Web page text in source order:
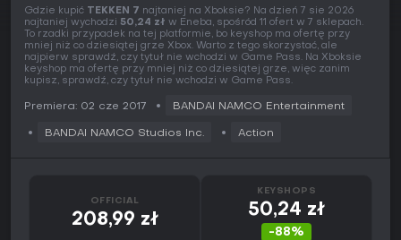
Gdzie kupić TEKKEN 7 najtaniej na Xboksie? Na dzień 7 sie 2026
najtaniej wychodzi 50,24 zł w Eneba, spośród 11 ofert w 7 sklepach.
To rzadki przypadek na tej platformie, bo keyshop ma ofertę przy
mniej niż co dziesiątej grze Xbox. Warto z tego skorzystać, ale
najpierw sprawdź, czy tytuł nie wchodzi w Game Pass. Na Xboksie
keyshop ma ofertę przy mniej niż co dziesiątej grze, więc zanim
kupisz, sprawdź, czy tytuł nie wchodzi w Game Pass.
Premiera: 02 cze 2017 BANDAI NAMCO Entertainment
BANDAI NAMCO Studios Inc. Action
OFFICIAL
208,99 zł
KEYSHOPS
50,24 zł
-88%